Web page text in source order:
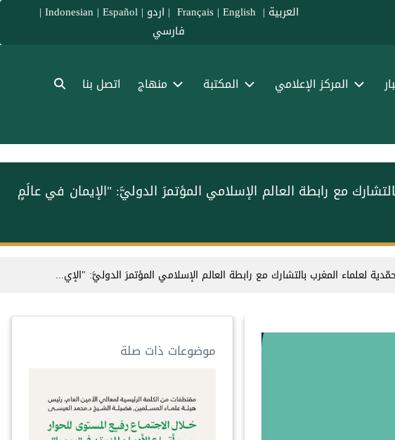
العربية |
Français
| English
| اردو |
Indonesian | Español
|
فارسي
المركز الإعلامي المكتبة منهاج اتصل بنا
مع ⁧‫رابطة العالم الإسلامي‬⁩ المؤتمرَ الدوليَّ: "الإيمان في عالَمٍ
لعلماء المغرب بالتشارك مع ⁧‫رابطة العالم الإسلامي‬⁩ المؤتمرَ الدوليَّ: "الإي...
موضوعات ذات صلة